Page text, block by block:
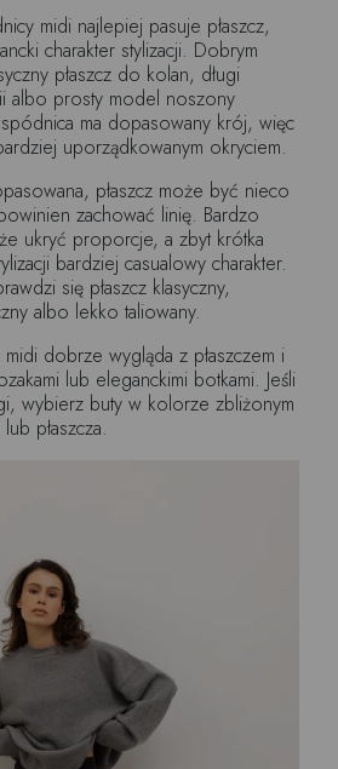
midi najlepiej pasuje płaszcz,
charakter stylizacji. Dobrym
płaszcz do kolan, długi
albo prosty model noszony
ma dopasowany krój, więc
uporządkowanym okryciem.
płaszcz może być nieco
zachować linię. Bardzo
ukryć proporcje, a zbyt krótka
bardziej casualowy charakter.
się płaszcz klasyczny,
albo lekko taliowany.
dobrze wygląda z płaszczem i
lub eleganckimi botkami. Jeśli
wybierz buty w kolorze zbliżonym
płaszcza.